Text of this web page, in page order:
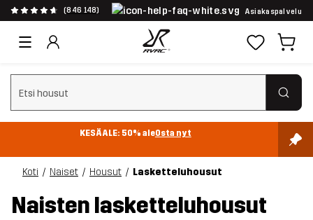
(846 148) Asiakaspalvelu
Tyhjennä haku
KESÄALE: 50% aleOsta nyt
Koti Naiset Housut Lasketteluhousut
Naisten lasketteluhousut